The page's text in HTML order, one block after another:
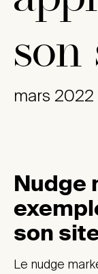
son
mars 2022
Nudge
son
Le nudge